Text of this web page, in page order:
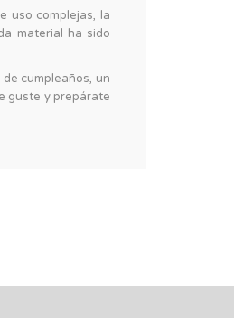
uso complejas, la
material ha sido
cumpleaños, un
guste y prepárate